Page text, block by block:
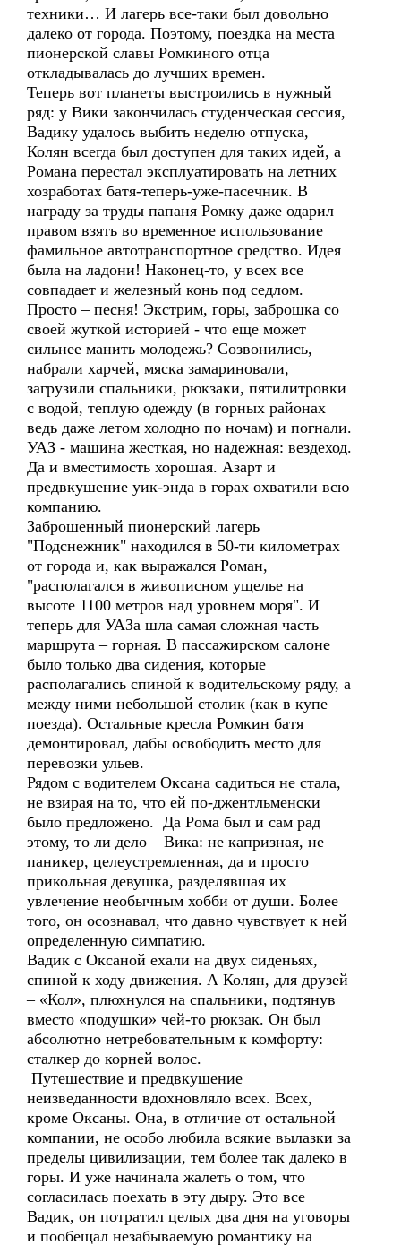
техники… И лагерь все-таки был довольно
далеко от города. Поэтому, поездка на места
пионерской славы Ромкиного отца
откладывалась до лучших времен.
Теперь вот планеты выстроились в нужный
ряд: у Вики закончилась студенческая сессия,
Вадику удалось выбить неделю отпуска,
Колян всегда был доступен для таких идей, а
Романа перестал эксплуатировать на летних
хозработах батя-теперь-уже-пасечник. В
награду за труды папаня Ромку даже одарил
правом взять во временное использование
фамильное автотранспортное средство. Идея
была на ладони! Наконец-то, у всех все
совпадает и железный конь под седлом.
Просто – песня! Экстрим, горы, заброшка со
своей жуткой историей - что еще может
сильнее манить молодежь? Созвонились,
набрали харчей, мяска замариновали,
загрузили спальники, рюкзаки, пятилитровки
с водой, теплую одежду (в горных районах
ведь даже летом холодно по ночам) и погнали.
УАЗ - машина жесткая, но надежная: вездеход.
Да и вместимость хорошая. Азарт и
предвкушение уик-энда в горах охватили всю
компанию.
Заброшенный пионерский лагерь
"Подснежник" находился в 50-ти километрах
от города и, как выражался Роман,
"располагался в живописном ущелье на
высоте 1100 метров над уровнем моря". И
теперь для УАЗа шла самая сложная часть
маршрута – горная. В пассажирском салоне
было только два сидения, которые
располагались спиной к водительскому ряду, а
между ними небольшой столик (как в купе
поезда). Остальные кресла Ромкин батя
демонтировал, дабы освободить место для
перевозки ульев.
Рядом с водителем Оксана садиться не стала,
не взирая на то, что ей по-джентльменски
было предложено. Да Рома был и сам рад
этому, то ли дело – Вика: не капризная, не
паникер, целеустремленная, да и просто
прикольная девушка, разделявшая их
увлечение необычным хобби от души. Более
того, он осознавал, что давно чувствует к ней
определенную симпатию.
Вадик с Оксаной ехали на двух сиденьях,
спиной к ходу движения. А Колян, для друзей
– «Кол», плюхнулся на спальники, подтянув
вместо «подушки» чей-то рюкзак. Он был
абсолютно нетребовательным к комфорту:
сталкер до корней волос.
Путешествие и предвкушение
неизведанности вдохновляло всех. Всех,
кроме Оксаны. Она, в отличие от остальной
компании, не особо любила всякие вылазки за
пределы цивилизации, тем более так далеко в
горы. И уже начинала жалеть о том, что
согласилась поехать в эту дыру. Это все
Вадик, он потратил целых два дня на уговоры
и пообещал незабываемую романтику на